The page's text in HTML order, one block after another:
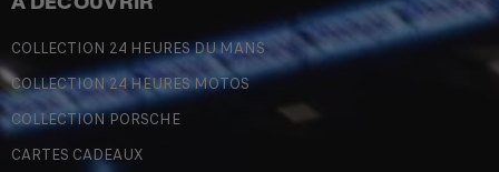
COLLECTION 24 HEURES DU MANS
COLLECTION 24 HEURES MOTOS
COLLECTION PORSCHE
CARTES CADEAUX